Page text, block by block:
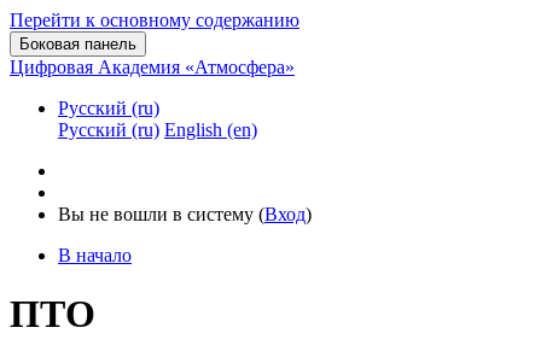
Перейти к основному содержанию
Боковая панель
Цифровая Академия «Атмосфера»
Русский ‎(ru)‎
Русский ‎(ru)‎ English ‎(en)‎
Вы не вошли в систему (Вход)
В начало
ПТО